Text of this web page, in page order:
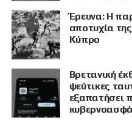
Έρευνα: Η
αποτυχία
Κύπρο
Βρετανική
ψεύτικες
εξαπατήσει